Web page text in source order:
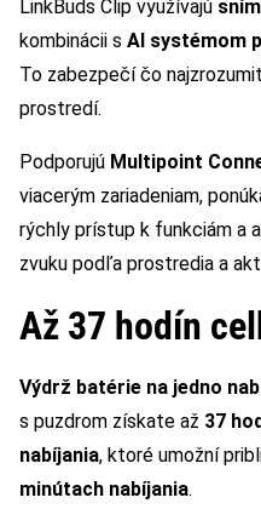
LinkBuds Clip využívajú
kombinácii s AI systémom
To zabezpečí čo
prostredí.
Podporujú Multipoint
viacerým zariadeniam,
rýchly prístup k funkciám a
zvuku podľa prostredia a
Až 37 hodín
Výdrž batérie na jedno
s puzdrom získate až 37
nabíjania, ktoré umožní
minútach nabíjania.